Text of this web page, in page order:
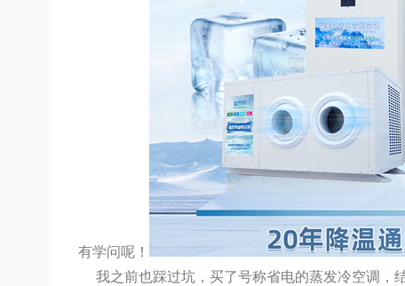
有学问呢！
我之前也踩过坑，买了号称省电的蒸发冷空调，